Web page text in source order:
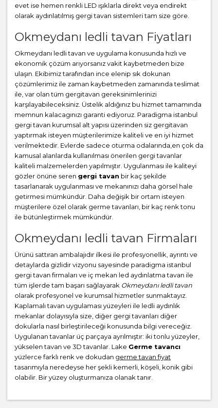
evet ise hemen renkli LED ışıklarla direkt veya endirekt
olarak aydınlatılmış gergi tavan sistemleri tam size göre.
Okmeydanı ledli tavan Fiyatları
Okmeydanı ledli tavan ve uygulama konusunda hızlı ve
ekonomik çözüm arıyorsanız vakit kaybetmeden bize
ulaşın. Ekibimiz tarafından ince elenip sık dokunan
çözümlerimiz ile zaman kaybetmeden zamanında teslimat
ile, var olan tüm gergitavan gereksinimlerinizi
karşılayabileceksiniz. Üstelik aldığınız bu hizmet tamamında
memnun kalacagınızı garanti ediyoruz. Paradigma istanbul
gergi tavan kurumsal alt yapısı üzerinden siz gergitavan
yaptırmak isteyen müşterilerimize kaliteli ve en iyi hizmet
verilmektedir. Evlerde sadece oturma odalarında,en çok da
kamusal alanlarda kullanılması önerilen gergi tavanlar
kaliteli malzemelerden yapılmıştır. Uygulanması ile kaliteyi
gözler önüne seren gergi tavan bir kaç şekilde
tasarlanarak uygulanması ve mekanınızı daha görsel hale
getirmesi mümkündür. Daha değişik bir ortam isteyen
müşterilere özel olarak germe tavanları, bir kaç renk tonu
ile bütünleştirmek mümkündür.
Okmeydanı ledli tavan Firmaları
Ürünü sattıran ambalajıdır ilkesi ile profesyonellik, ayrıntı ve
detaylarda gizlidir vizyonu sayesinde paradigma istanbul
gergi tavan firmaları ve iç mekan led aydınlatma tavan ile
tüm işlerde tam başarı sağlayarak Okmeydanı ledli tavan
olarak profesyonel ve kurumsal hizmetler sunmaktayız.
Kaplamalı tavan uygulaması yüzeyleri ile ledli aydınlık
mekanlar dolayısıyla size, diğer gergi tavanları diğer
dokularla nasıl birleştirileceği konusunda bilgi vereceğiz.
Uygulanan tavanlar üç parçaya ayrılmıştır: iki tonlu yüzeyler,
yükselen tavan ve 3D tavanlar. Lake Germe tavancı
yüzlerce farklı renk ve dokudan germe tavan fiyat
tasarımıyla neredeyse her şekli kemerli, köşeli, konik gibi
olabilir. Bir yüzey oluşturmanıza olanak tanır.